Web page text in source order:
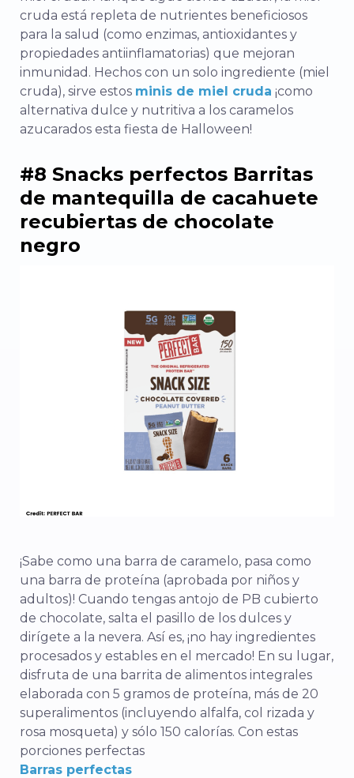
cruda está repleta de nutrientes beneficiosos
para la salud (como enzimas, antioxidantes y
propiedades antiinflamatorias) que mejoran
inmunidad. Hechos con un solo ingrediente (miel
cruda), sirve estos minis de miel cruda ¡como
alternativa dulce y nutritiva a los caramelos
azucarados esta fiesta de Halloween!
#8 Snacks perfectos Barritas
de mantequilla de cacahuete
recubiertas de chocolate
negro
¡Sabe como una barra de caramelo, pasa como
una barra de proteína (aprobada por niños y
adultos)! Cuando tengas antojo de PB cubierto
de chocolate, salta el pasillo de los dulces y
dirígete a la nevera. Así es, ¡no hay ingredientes
procesados y estables en el mercado! En su lugar,
disfruta de una barrita de alimentos integrales
elaborada con 5 gramos de proteína, más de 20
superalimentos (incluyendo alfalfa, col rizada y
rosa mosqueta) y sólo 150 calorías. Con estas
porciones perfectas
Barras perfectas